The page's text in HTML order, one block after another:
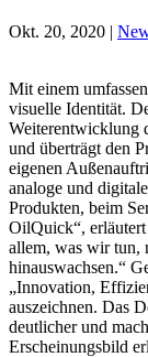
Okt. 20, 2020 |
Mit einem
visuelle Identität.
Weiterentwicklung
und überträgt den
eigenen
analoge und
Produkten, beim
OilQuick“, erläutert
allem, was wir tun,
hinauswachsen.“
„Innovation,
auszeichnen. Das
deutlicher und
Erscheinungsbild